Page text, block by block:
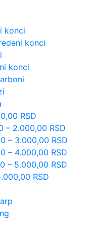
konci
konci
konci
RSD
– 2.000,00 RSD
– 3.000,00 RSD
– 4.000,00 RSD
– 5.000,00 RSD
RSD